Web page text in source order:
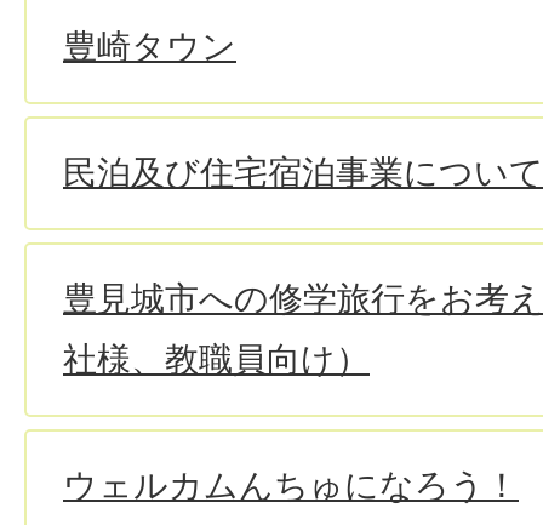
豊崎タウン
民泊及び住宅宿泊事業について
豊見城市への修学旅行をお考
社様、教職員向け）
ウェルカムんちゅになろう！